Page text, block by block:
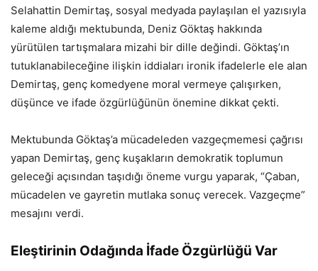
Selahattin Demirtaş, sosyal medyada paylaşılan el yazısıyla
kaleme aldığı mektubunda, Deniz Göktaş hakkında
yürütülen tartışmalara mizahi bir dille değindi. Göktaş’ın
tutuklanabileceğine ilişkin iddiaları ironik ifadelerle ele alan
Demirtaş, genç komedyene moral vermeye çalışırken,
düşünce ve ifade özgürlüğünün önemine dikkat çekti.
Mektubunda Göktaş’a mücadeleden vazgeçmemesi çağrısı
yapan Demirtaş, genç kuşakların demokratik toplumun
geleceği açısından taşıdığı öneme vurgu yaparak, “Çaban,
mücadelen ve gayretin mutlaka sonuç verecek. Vazgeçme”
mesajını verdi.
Eleştirinin Odağında İfade Özgürlüğü Var